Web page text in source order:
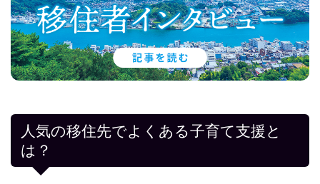
人気の移住先でよくある子育て支援と
は？